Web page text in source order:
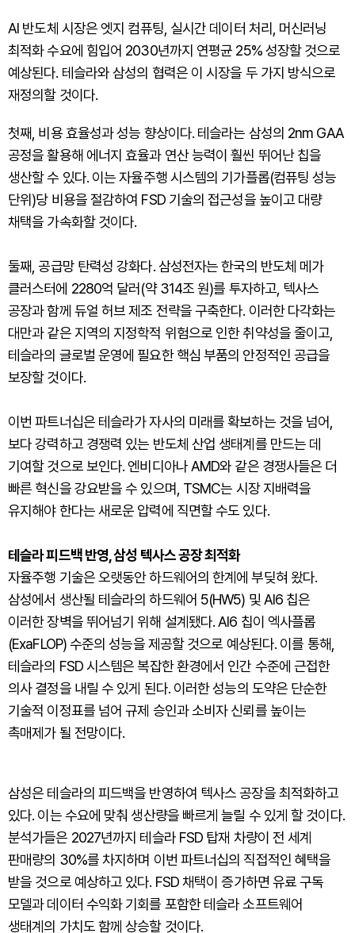
AI 반도체 시장은 엣지 컴퓨팅, 실시간 데이터 처리, 머신러닝
최적화 수요에 힘입어 2030년까지 연평균 25% 성장할 것으로
예상된다. 테슬라와 삼성의 협력은 이 시장을 두 가지 방식으로
재정의할 것이다.
첫째, 비용 효율성과 성능 향상이다. 테슬라는 삼성의 2nm GAA
공정을 활용해 에너지 효율과 연산 능력이 훨씬 뛰어난 칩을
생산할 수 있다. 이는 자율주행 시스템의 기가플롭(컴퓨팅 성능
단위)당 비용을 절감하여 FSD 기술의 접근성을 높이고 대량
채택을 가속화할 것이다.
둘째, 공급망 탄력성 강화다. 삼성전자는 한국의 반도체 메가
클러스터에 2280억 달러(약 314조 원)를 투자하고, 텍사스
공장과 함께 듀얼 허브 제조 전략을 구축한다. 이러한 다각화는
대만과 같은 지역의 지정학적 위험으로 인한 취약성을 줄이고,
테슬라의 글로벌 운영에 필요한 핵심 부품의 안정적인 공급을
보장할 것이다.
이번 파트너십은 테슬라가 자사의 미래를 확보하는 것을 넘어,
보다 강력하고 경쟁력 있는 반도체 산업 생태계를 만드는 데
기여할 것으로 보인다. 엔비디아나 AMD와 같은 경쟁사들은 더
빠른 혁신을 강요받을 수 있으며, TSMC는 시장 지배력을
유지해야 한다는 새로운 압력에 직면할 수도 있다.
테슬라 피드백 반영, 삼성 텍사스 공장 최적화
자율주행 기술은 오랫동안 하드웨어의 한계에 부딪혀 왔다.
삼성에서 생산될 테슬라의 하드웨어 5(HW5) 및 AI6 칩은
이러한 장벽을 뛰어넘기 위해 설계됐다. AI6 칩이 엑사플롭
(ExaFLOP) 수준의 성능을 제공할 것으로 예상된다. 이를 통해,
테슬라의 FSD 시스템은 복잡한 환경에서 인간 수준에 근접한
의사 결정을 내릴 수 있게 된다. 이러한 성능의 도약은 단순한
기술적 이정표를 넘어 규제 승인과 소비자 신뢰를 높이는
촉매제가 될 전망이다.
삼성은 테슬라의 피드백을 반영하여 텍사스 공장을 최적화하고
있다. 이는 수요에 맞춰 생산량을 빠르게 늘릴 수 있게 할 것이다.
분석가들은 2027년까지 테슬라 FSD 탑재 차량이 전 세계
판매량의 30%를 차지하며 이번 파트너십의 직접적인 혜택을
받을 것으로 예상하고 있다. FSD 채택이 증가하면 유료 구독
모델과 데이터 수익화 기회를 포함한 테슬라 소프트웨어
생태계의 가치도 함께 상승할 것이다.